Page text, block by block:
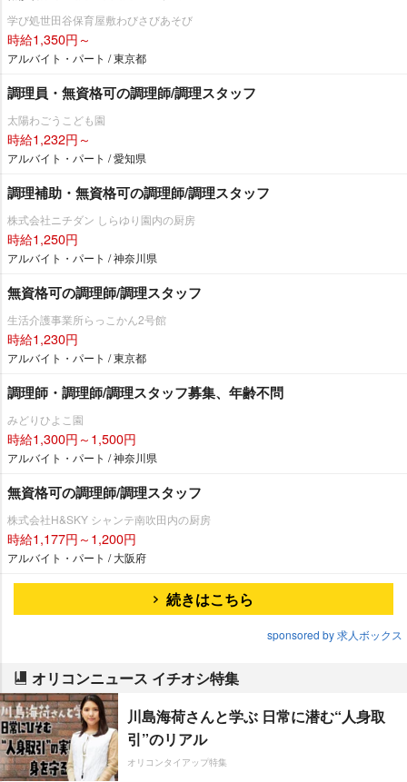
学び処世田谷保育屋敷わびさびあそび
時給1,350円～
アルバイト・パート / 東京都
調理員・無資格可の調理師/調理スタッフ
太陽わごうこども園
時給1,232円～
アルバイト・パート / 愛知県
調理補助・無資格可の調理師/調理スタッフ
株式会社ニチダン しらゆり園内の厨房
時給1,250円
アルバイト・パート / 神奈川県
無資格可の調理師/調理スタッフ
生活介護事業所らっこかん2号館
時給1,230円
アルバイト・パート / 東京都
調理師・調理師/調理スタッフ募集、年齢不問
みどりひよこ園
時給1,300円～1,500円
アルバイト・パート / 神奈川県
無資格可の調理師/調理スタッフ
株式会社H&SKY シャンテ南吹田内の厨房
時給1,177円～1,200円
アルバイト・パート / 大阪府
続きはこちら
sponsored by 求人ボックス
オリコンニュース イチオシ特集
川島海荷さんと学ぶ 日常に潜む“人身取
引”のリアル
オリコンタイアップ特集